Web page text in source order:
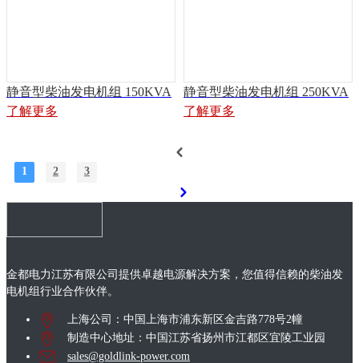
静音型柴油发电机组 150KVA
了解更多
静音型柴油发电机组 250KVA
了解更多
1 2 3
金都电力江苏有限公司提供卓越电源解决方案，您值得信赖的柴油发
电机组行业合作伙伴。
上海公司：中国上海市浦东新区金吉路778号2幢
制造中心地址：中国江苏省扬州市江都区宜陵工业园
sales@goldlink-power.com